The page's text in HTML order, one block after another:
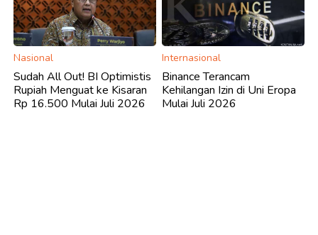
Nasional
Sudah All Out! BI Optimistis
Rupiah Menguat ke Kisaran
Rp 16.500 Mulai Juli 2026
Internasional
Binance Terancam
Kehilangan Izin di Uni Eropa
Mulai Juli 2026